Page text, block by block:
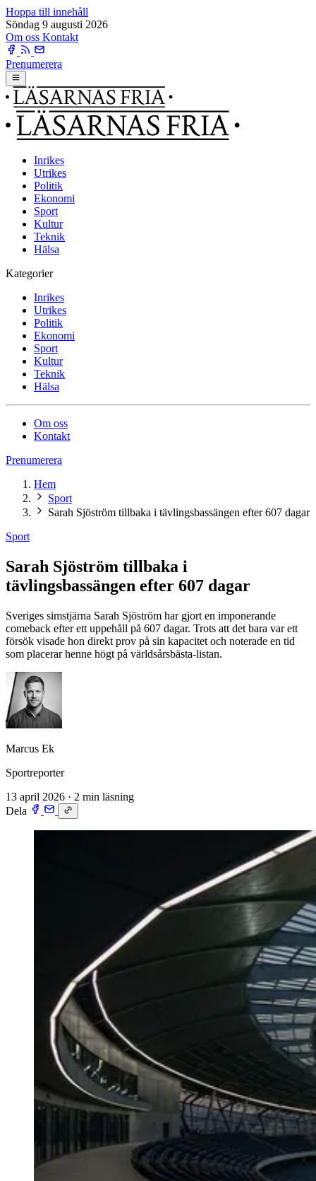
Hoppa till innehåll
Söndag 9 augusti 2026
Om oss Kontakt
Prenumerera
Inrikes
Utrikes
Politik
Ekonomi
Sport
Kultur
Teknik
Hälsa
Kategorier
Inrikes
Utrikes
Politik
Ekonomi
Sport
Kultur
Teknik
Hälsa
Om oss
Kontakt
Prenumerera
Hem
Sport
Sarah Sjöström tillbaka i tävlingsbassängen efter 607 dagar
Sport
Sarah Sjöström tillbaka i
tävlingsbassängen efter 607 dagar
Sveriges simstjärna Sarah Sjöström har gjort en imponerande
comeback efter ett uppehåll på 607 dagar. Trots att det bara var ett
försök visade hon direkt prov på sin kapacitet och noterade en tid
som placerar henne högt på världsårsbästa-listan.
Marcus Ek
Sportreporter
13 april 2026 · 2 min läsning
Dela